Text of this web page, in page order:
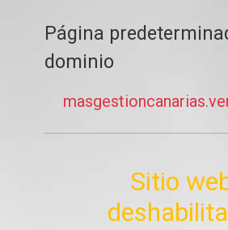
Página
dominio
Sitio